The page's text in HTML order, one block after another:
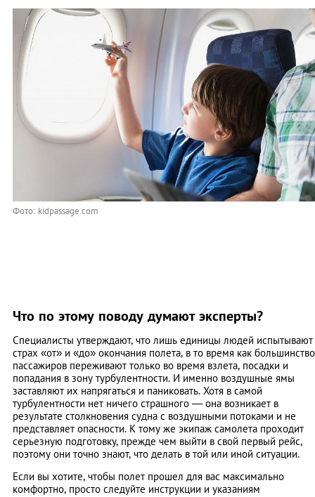
Фото: kidpassage.com
Что по этому поводу думают эксперты?
Специалисты утверждают, что лишь единицы людей испытывают
страх «от» и «до» окончания полета, в то время как большинство
пассажиров переживают только во время взлета, посадки и
попадания в зону турбулентности. И именно воздушные ямы
заставляют их напрягаться и паниковать. Хотя в самой
турбулентности нет ничего страшного — она возникает в
результате столкновения судна с воздушными потоками и не
представляет опасности. К тому же экипаж самолета проходит
серьезную подготовку, прежде чем выйти в свой первый рейс,
поэтому они точно знают, что делать в той или иной ситуации.
Если вы хотите, чтобы полет прошел для вас максимально
комфортно, просто следуйте инструкции и указаниям